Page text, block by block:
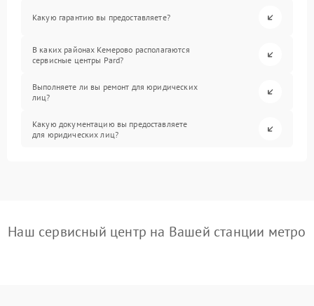
Какую гарантию вы предоставляете?
В каких районах Кемерово располагаются
сервисные центры Pard?
Выполняете ли вы ремонт для юридических
лиц?
Какую документацию вы предоставляете
для юридических лиц?
Наш сервисный центр на Вашей станции метро